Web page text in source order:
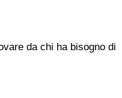
da chi ha bisogno di